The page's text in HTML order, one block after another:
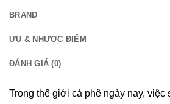
BRAND
ƯU & NHƯỢC ĐIỂM
ĐÁNH GIÁ (0)
Trong thế giới cà phê ngày nay, việc